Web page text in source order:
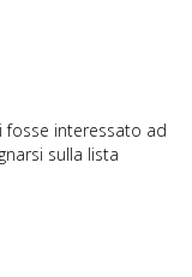
fosse interessato ad
sulla lista